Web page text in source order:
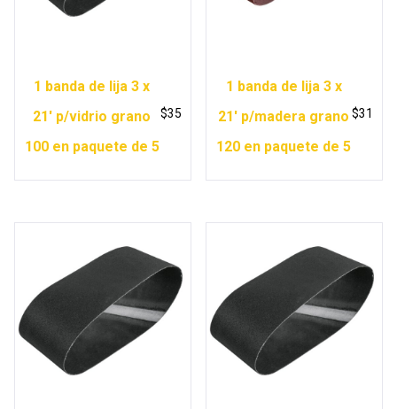
1 banda de lija 3 x
21′ p/vidrio grano
100 en paquete de 5
$35
1 banda de lija 3 x
21′ p/madera grano
120 en paquete de 5
$31